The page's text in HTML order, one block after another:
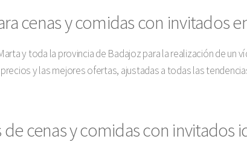
cenas y comidas con invitados
y toda la provincia de Badajoz para la realización de un
y las mejores ofertas, ajustadas a todas las
cenas y comidas con invitados